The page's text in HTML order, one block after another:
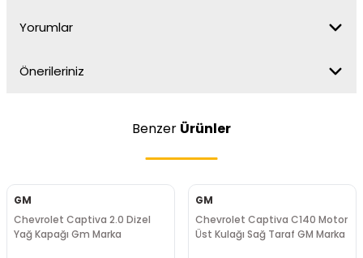
Yorumlar
Önerileriniz
Benzer Ürünler
GM
Chevrolet Captiva 2.0 Dizel
Yağ Kapağı Gm Marka
GM
Chevrolet Captiva C140 Motor
Üst Kulağı Sağ Taraf GM Marka